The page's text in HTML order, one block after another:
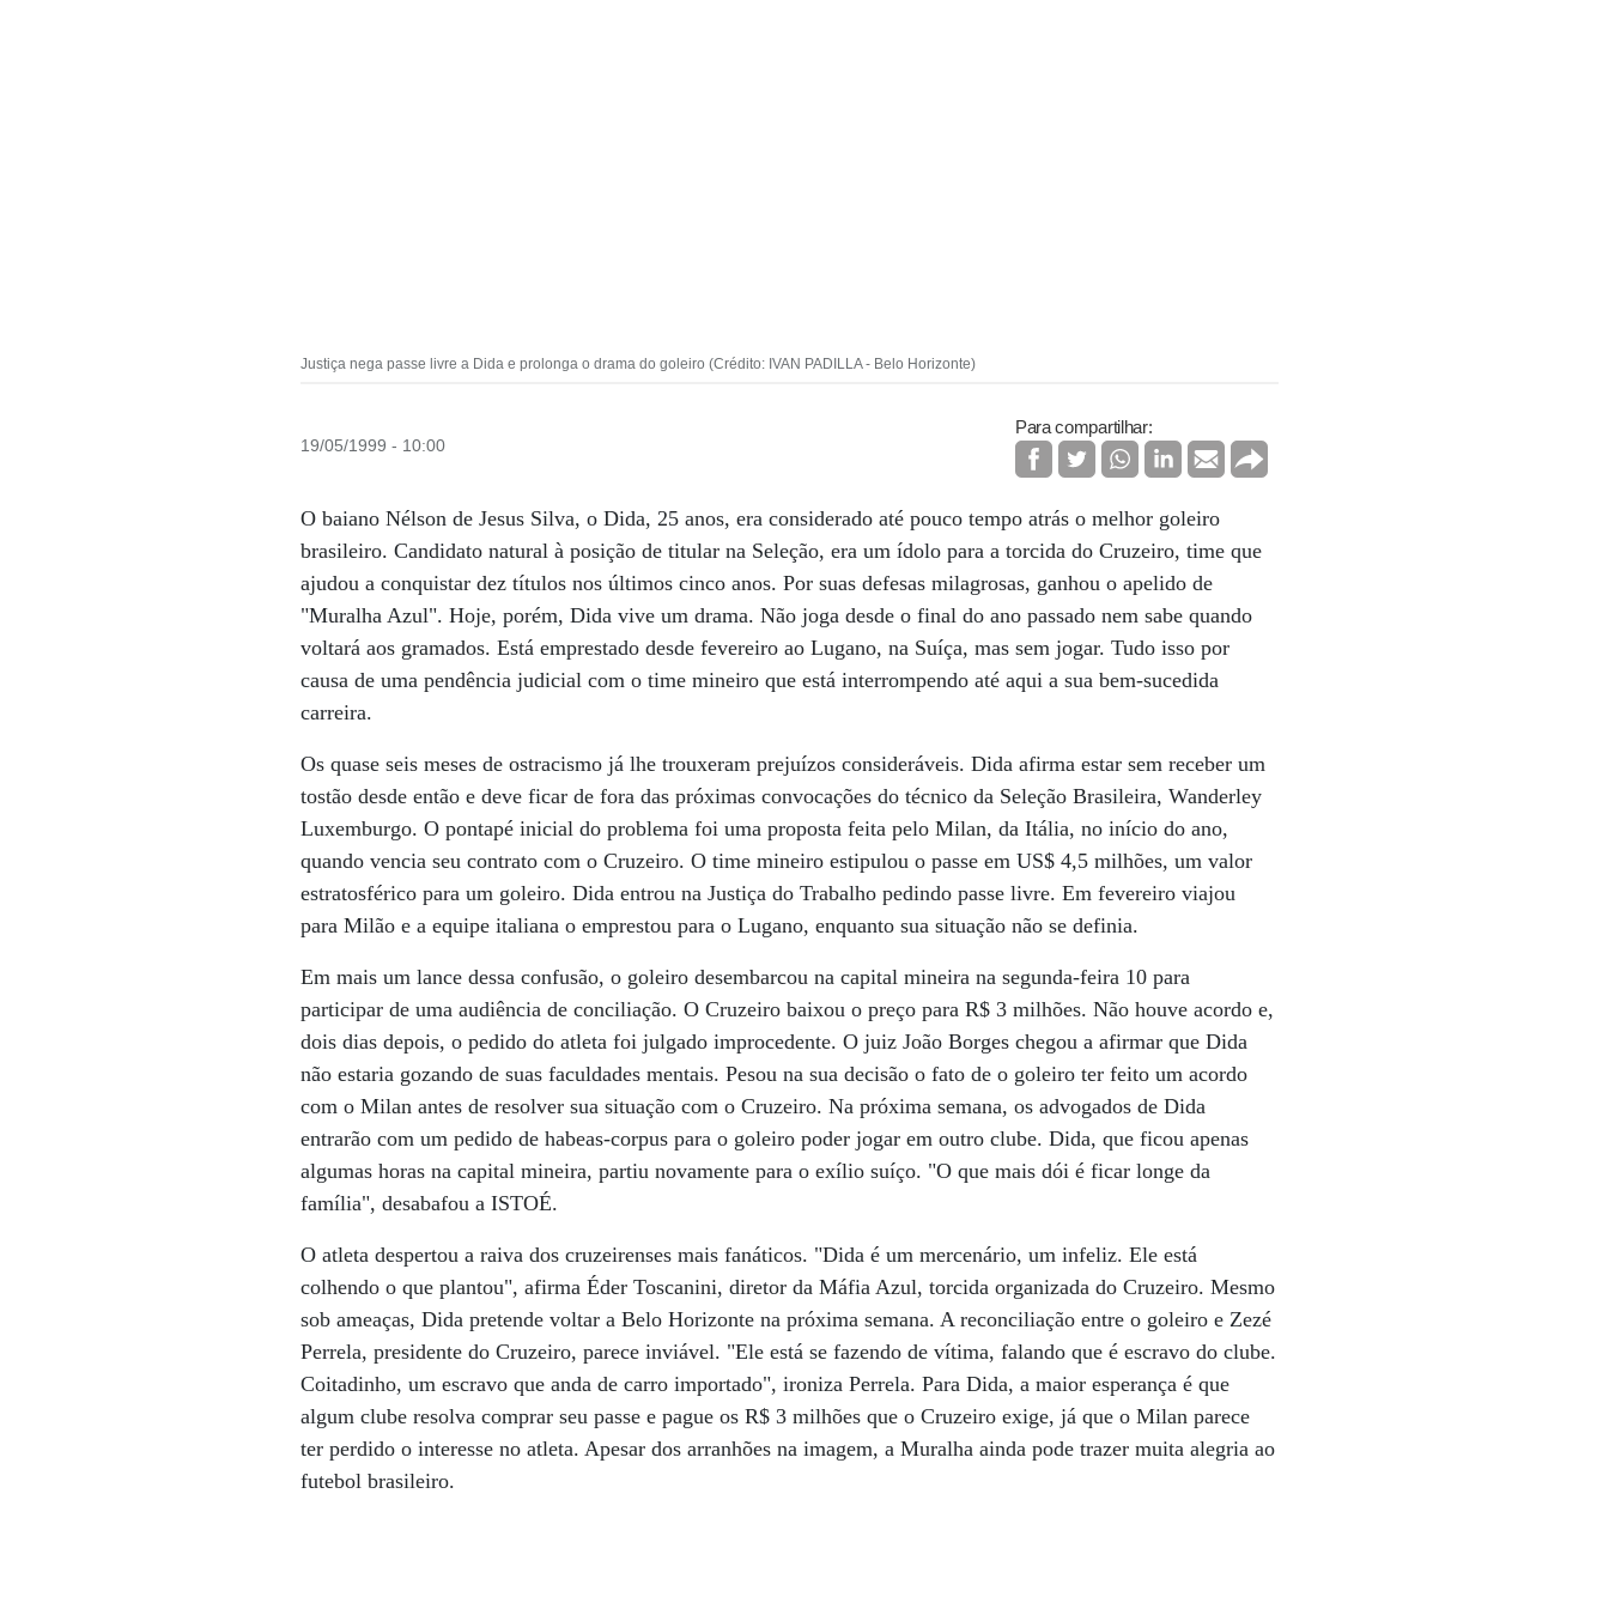
Justiça nega passe livre a Dida e prolonga o drama do goleiro (Crédito: IVAN PADILLA - Belo Horizonte)
19/05/1999 - 10:00
Para compartilhar:
O baiano Nélson de Jesus Silva, o Dida, 25 anos, era considerado até pouco tempo atrás o melhor goleiro
brasileiro. Candidato natural à posição de titular na Seleção, era um ídolo para a torcida do Cruzeiro, time que
ajudou a conquistar dez títulos nos últimos cinco anos. Por suas defesas milagrosas, ganhou o apelido de
"Muralha Azul". Hoje, porém, Dida vive um drama. Não joga desde o final do ano passado nem sabe quando
voltará aos gramados. Está emprestado desde fevereiro ao Lugano, na Suíça, mas sem jogar. Tudo isso por
causa de uma pendência judicial com o time mineiro que está interrompendo até aqui a sua bem-sucedida
carreira.
Os quase seis meses de ostracismo já lhe trouxeram prejuízos consideráveis. Dida afirma estar sem receber um
tostão desde então e deve ficar de fora das próximas convocações do técnico da Seleção Brasileira, Wanderley
Luxemburgo. O pontapé inicial do problema foi uma proposta feita pelo Milan, da Itália, no início do ano,
quando vencia seu contrato com o Cruzeiro. O time mineiro estipulou o passe em US$ 4,5 milhões, um valor
estratosférico para um goleiro. Dida entrou na Justiça do Trabalho pedindo passe livre. Em fevereiro viajou
para Milão e a equipe italiana o emprestou para o Lugano, enquanto sua situação não se definia.
Em mais um lance dessa confusão, o goleiro desembarcou na capital mineira na segunda-feira 10 para
participar de uma audiência de conciliação. O Cruzeiro baixou o preço para R$ 3 milhões. Não houve acordo e,
dois dias depois, o pedido do atleta foi julgado improcedente. O juiz João Borges chegou a afirmar que Dida
não estaria gozando de suas faculdades mentais. Pesou na sua decisão o fato de o goleiro ter feito um acordo
com o Milan antes de resolver sua situação com o Cruzeiro. Na próxima semana, os advogados de Dida
entrarão com um pedido de habeas-corpus para o goleiro poder jogar em outro clube. Dida, que ficou apenas
algumas horas na capital mineira, partiu novamente para o exílio suíço. "O que mais dói é ficar longe da
família", desabafou a ISTOÉ.
O atleta despertou a raiva dos cruzeirenses mais fanáticos. "Dida é um mercenário, um infeliz. Ele está
colhendo o que plantou", afirma Éder Toscanini, diretor da Máfia Azul, torcida organizada do Cruzeiro. Mesmo
sob ameaças, Dida pretende voltar a Belo Horizonte na próxima semana. A reconciliação entre o goleiro e Zezé
Perrela, presidente do Cruzeiro, parece inviável. "Ele está se fazendo de vítima, falando que é escravo do clube.
Coitadinho, um escravo que anda de carro importado", ironiza Perrela. Para Dida, a maior esperança é que
algum clube resolva comprar seu passe e pague os R$ 3 milhões que o Cruzeiro exige, já que o Milan parece
ter perdido o interesse no atleta. Apesar dos arranhões na imagem, a Muralha ainda pode trazer muita alegria ao
futebol brasileiro.